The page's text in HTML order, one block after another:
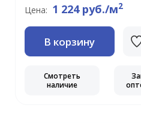
Цена: 1 224 руб./м2
В корзину
Смотреть
наличие